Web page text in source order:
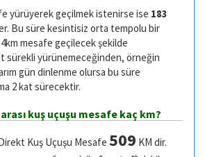
yürüyerek geçilmek istenirse ise 183
Bu süre kesintisiz orta tempolu bir
mesafe geçilecek şekilde
sürekli yürünemeceğinden, örneğin
gün dinlenme olursa bu süre
2 kat sürecektir.
kuş uçuşu mesafe kaç km?
Kuş Uçuşu Mesafe 509 KM dir.